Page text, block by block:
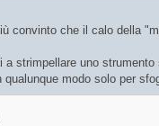
convinto che il calo della
strimpellare uno
modo solo per